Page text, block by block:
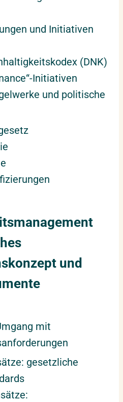
und Initiativen
(DNK)
Initiativen
und politische
und
mit
gesetzliche